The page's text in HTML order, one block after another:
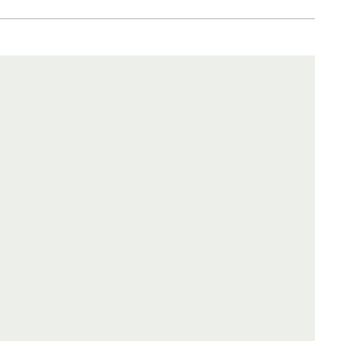
encerrou mais um fim de